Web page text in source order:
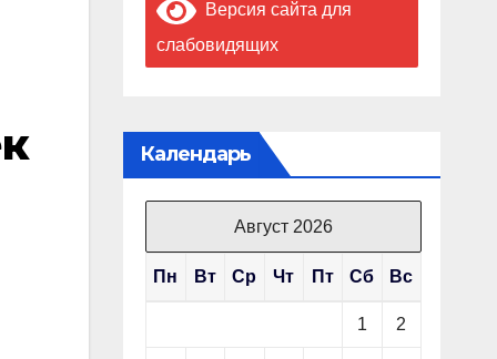
Версия сайта для
слабовидящих
Календарь
Август 2026
Пн Вт Ср Чт Пт Сб Вс
1 2